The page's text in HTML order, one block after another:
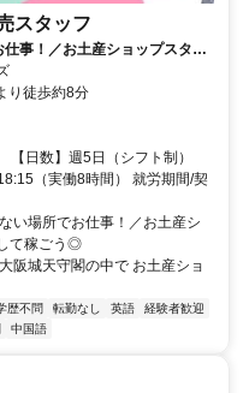
スタッフ
事！／お土産ショップスタッ
り徒歩約8分
日数】週5日（シフト制）
（実働8時間） 就労期間/契
い場所でお仕事！／お土産シ
て稼ごう◎
守閣の中で お土産ショ
歴不問 転勤なし 英語
経験者歓迎
中国語